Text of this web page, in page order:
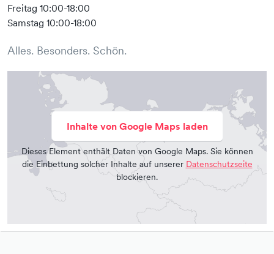
Freitag 10:00-18:00
Samstag 10:00-18:00
Alles. Besonders. Schön.
Inhalte von Google Maps laden
Dieses Element enthält Daten von Google Maps. Sie können
die Einbettung solcher Inhalte auf unserer Datenschutzseite
blockieren.